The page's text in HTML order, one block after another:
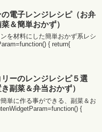
の電子レンジレシピ（お弁
＆簡単おかず）
を材料にした簡単おかず系レシ
{ return{
ーのレンジレシピ５選
き副菜＆弁当おかず）
単に作る事ができる、副菜＆お
{